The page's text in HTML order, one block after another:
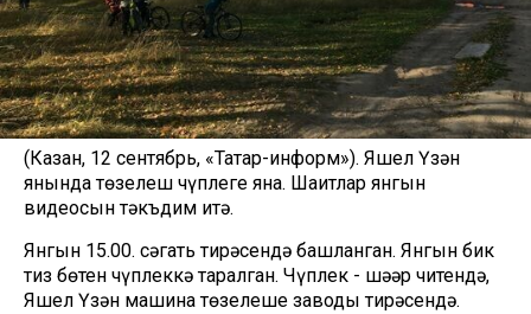
(Казан, 12 сентябрь, «Татар-информ»). Яшел Үзән
янында төзелеш чүплеге яна. Шаһитлар янгын
видеосын тәкъдим итә.
Янгын 15.00. сәгать тирәсендә башланган. Янгын бик
тиз бөтен чүплеккә таралган. Чүплек - шәһәр читендә,
Яшел Үзән машина төзелеше заводы тирәсендә.